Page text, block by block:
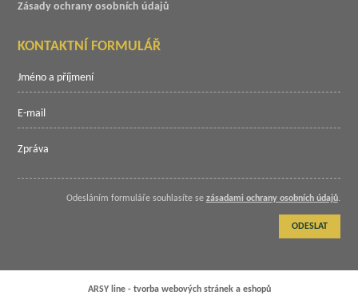
Zásady ochrany osobních údajů
KONTAKTNÍ FORMULÁŘ
Odesláním formuláře souhlasíte se zásadami ochrany osobních údajů.
ODESLAT
ARSY line - tvorba webových stránek a eshopů